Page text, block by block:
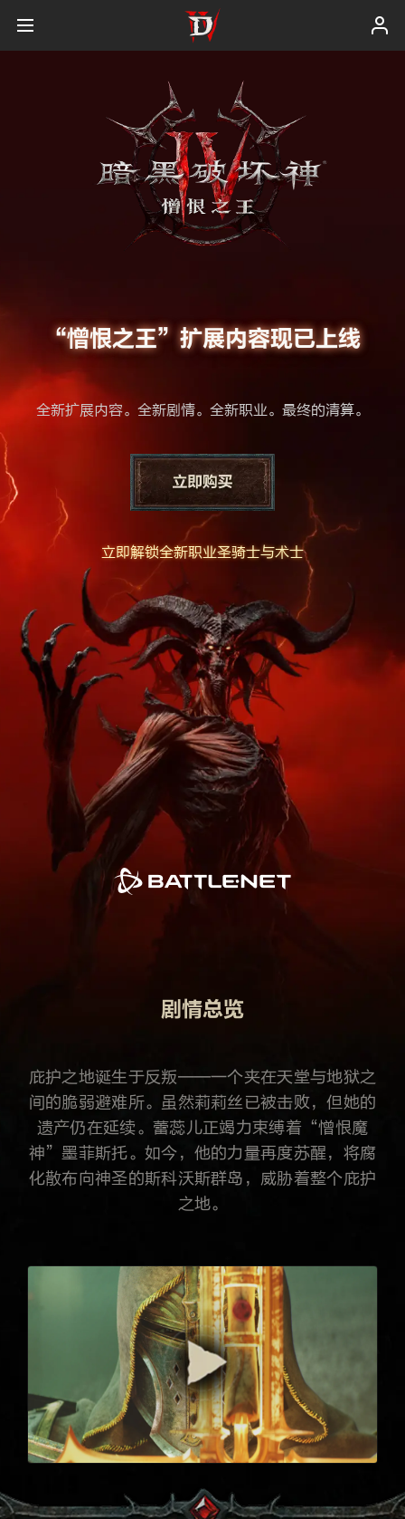
“憎恨之王”扩展内容现已上线
全新扩展内容。全新剧情。全新职业。最终的清算。
立即解锁全新职业圣骑士与术士
剧情总览
庇护之地诞生于反叛——一个夹在天堂与地狱之
间的脆弱避难所。虽然莉莉丝已被击败，但她的
遗产仍在延续。蕾蕊儿正竭力束缚着“憎恨魔
神”墨菲斯托。如今，他的力量再度苏醒，将腐
化散布向神圣的斯科沃斯群岛，威胁着整个庇护
之地。